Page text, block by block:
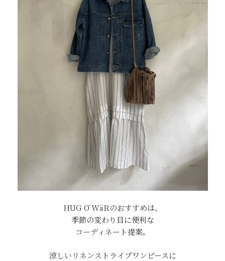
HUG Ō WäRのおすすめは、
季節の変わり目に便利な
コーディネート提案。
涼しいリネンストライプワンピースに